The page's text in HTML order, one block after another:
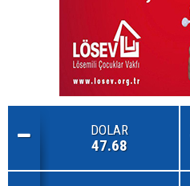
DOLAR
47.68